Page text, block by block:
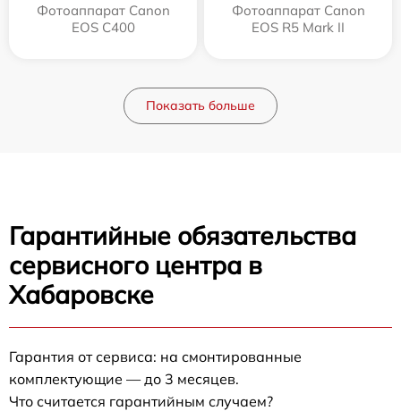
Фотоаппарат Canon
EOS C400
Фотоаппарат Canon
EOS R5 Mark II
Показать больше
Гарантийные обязательства
сервисного центра в
Хабаровске
Гарантия от сервиса: на смонтированные
комплектующие — до 3 месяцев.
Что считается гарантийным случаем?